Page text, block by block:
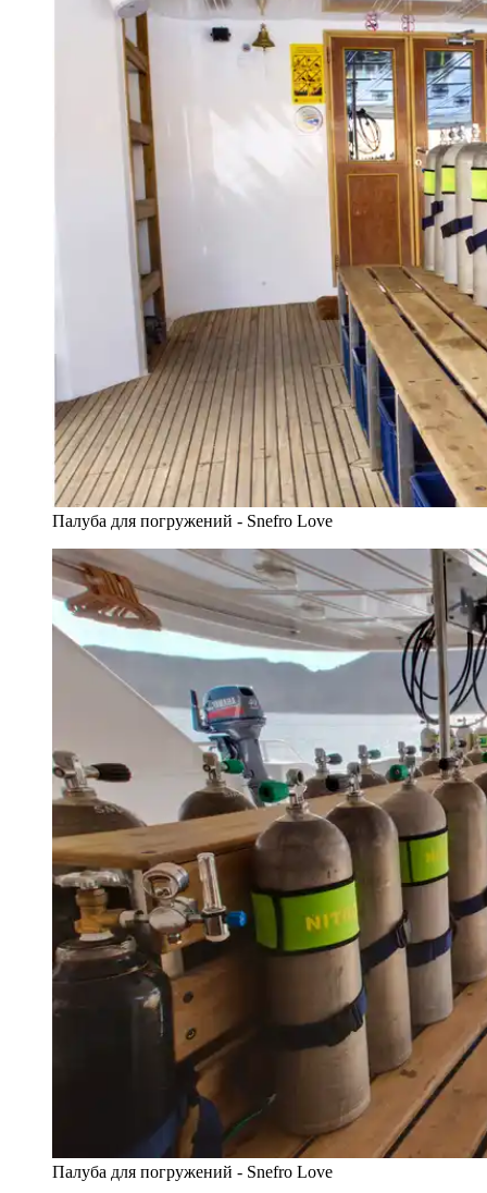
Палуба для погружений - Snefro Love
Палуба для погружений - Snefro Love